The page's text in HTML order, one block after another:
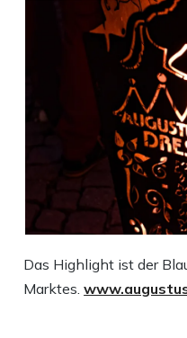
Das Highlight ist der
Marktes.